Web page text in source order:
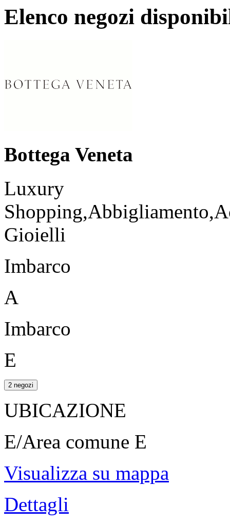
Elenco negozi
Bottega Veneta
Luxury
Gioielli
Imbarco
A
Imbarco
E
2 negozi
UBICAZIONE
E/Area comune E
Visualizza su mappa
Dettagli